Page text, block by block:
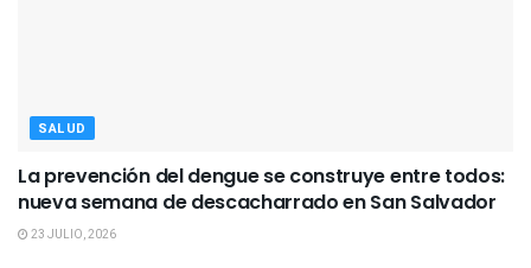
SALUD
La prevención del dengue se construye entre todos:
nueva semana de descacharrado en San Salvador
23 JULIO, 2026